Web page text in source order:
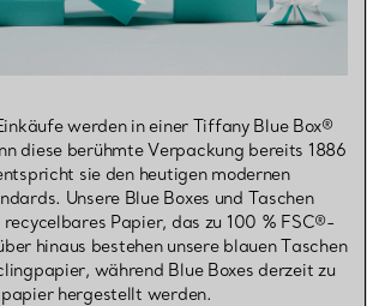
werden in einer Tiffany Blue Box®
diese berühmte Verpackung bereits 1886
sie den heutigen modernen
Unsere Blue Boxes und Taschen
Papier, das zu 100 % FSC®-
hinaus bestehen unsere blauen Taschen
während Blue Boxes derzeit zu
hergestellt werden.